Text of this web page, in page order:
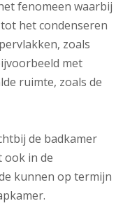
fenomeen waarbij
het condenseren
zoals
met
ruimte, zoals de
de badkamer
ook in de
kunnen op termijn